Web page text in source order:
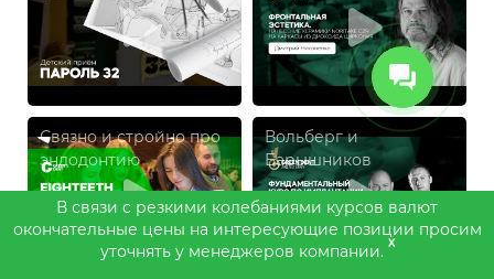
Связно и стройно про
эндодонтию
Вольберг и
Барышников
В связи с резкими колебаниями курсов валют
окончательные цены на интересующие позиции просим
уточнять у менеджеров компании.
x